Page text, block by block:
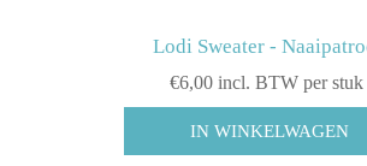
Lodi Sweater -
€6,00 incl. BTW per stuk